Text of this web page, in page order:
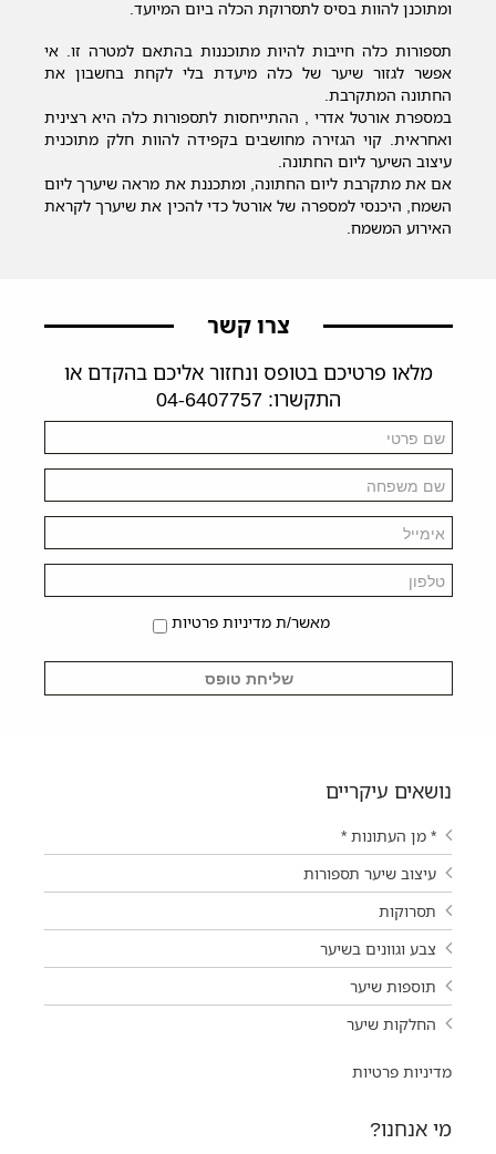
ומתוכנן להוות בסיס לתסרוקת הכלה ביום המיועד.
תספורות כלה חייבות להיות מתוכננות בהתאם למטרה זו. אי
אפשר לגזור שיער של כלה מיעדת בלי לקחת בחשבון את
החתונה המתקרבת.
במספרת אורטל אדרי , ההתייחסות לתספורות כלה היא רצינית
ואחראית. קוי הגזירה מחושבים בקפידה להוות חלק מתוכנית
עיצוב השיער ליום החתונה.
אם את מתקרבת ליום החתונה, ומתכננת את מראה שיערך ליום
השמח, היכנסי למספרה של אורטל כדי להכין את שיערך לקראת
האירוע המשמח.
צרו קשר
מלאו פרטיכם בטופס ונחזור אליכם בהקדם או
התקשרו: 04-6407757
מאשר/ת מדיניות פרטיות
נושאים עיקריים
* מן העתונות *
עיצוב שיער תספורות
תסרוקות
צבע וגוונים בשיער
תוספות שיער
החלקות שיער
מדיניות פרטיות
מי אנחנו?